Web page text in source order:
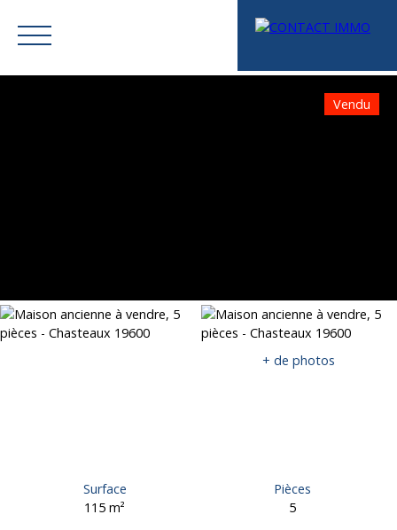
Mes favoris Espace vendeur Estimation
Vendu
+ de photos
Surface
115m²
Pièces
5